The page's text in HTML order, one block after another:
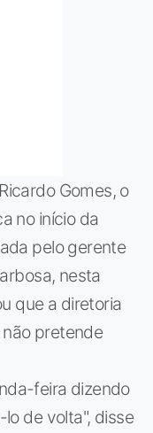
Gomes, o
no início da
pelo gerente
nesta
que a diretoria
pretende
feira dizendo
de volta", disse